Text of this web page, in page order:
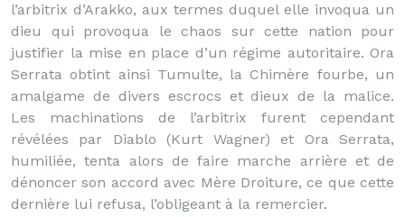
l’arbitrix d’Arakko, aux termes duquel elle invoqua un
dieu qui provoqua le chaos sur cette nation pour
justifier la mise en place d’un régime autoritaire. Ora
Serrata obtint ainsi Tumulte, la Chimère fourbe, un
amalgame de divers escrocs et dieux de la malice.
Les machinations de l’arbitrix furent cependant
révélées par Diablo (Kurt Wagner) et Ora Serrata,
humiliée, tenta alors de faire marche arrière et de
dénoncer son accord avec Mère Droiture, ce que cette
dernière lui refusa, l’obligeant à la remercier.